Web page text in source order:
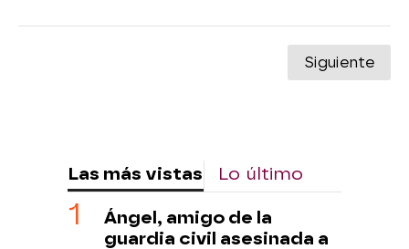
Siguiente
Las más vistas Lo último
Ángel, amigo de la
guardia civil asesinada a